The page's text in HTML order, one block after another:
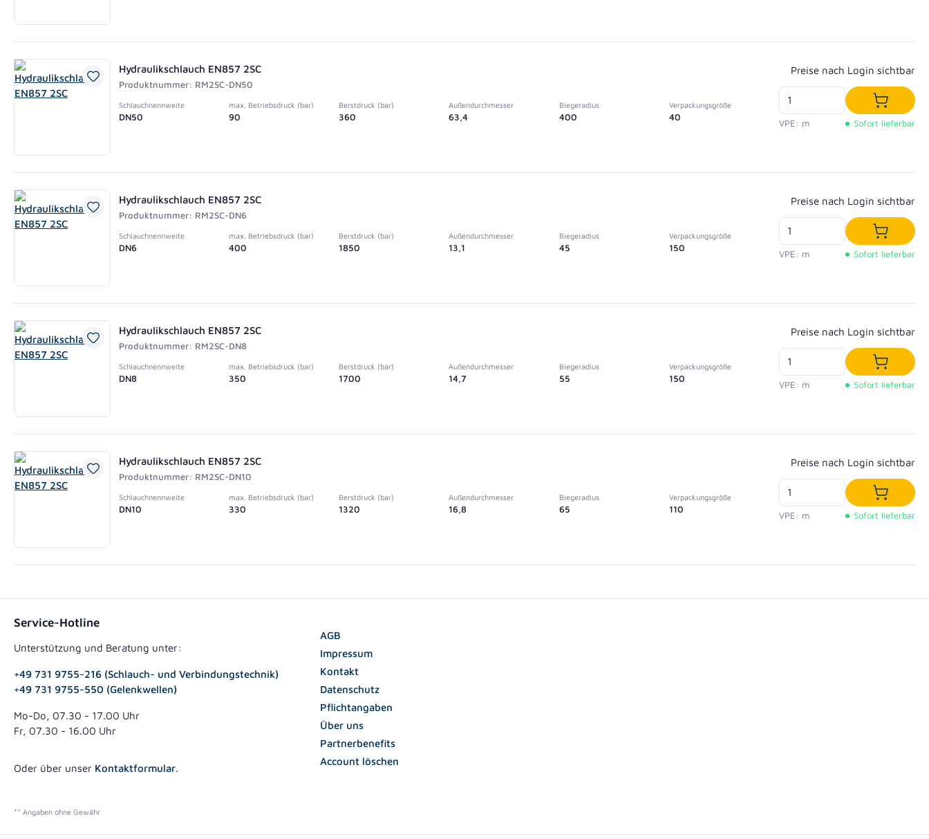
Hydraulikschlauch EN857 2SC
Produktnummer: RM2SC-DN50
Schlauchnennweite
DN50
max. Betriebsdruck (bar)
90
Berstdruck (bar)
360
Außendurchmesser
63,4
Biegeradius
400
Verpackungsgröße
40
Regulärer Preis:
Preise nach Login sichtbar
VPE: m
In den
Sofort lieferbar
Hydraulikschlauch EN857 2SC
Produktnummer: RM2SC-DN6
Schlauchnennweite
DN6
max. Betriebsdruck (bar)
400
Berstdruck (bar)
1850
Außendurchmesser
13,1
Biegeradius
45
Verpackungsgröße
150
Regulärer Preis:
Preise nach Login sichtbar
VPE: m
In den
Sofort lieferbar
Hydraulikschlauch EN857 2SC
Produktnummer: RM2SC-DN8
Schlauchnennweite
DN8
max. Betriebsdruck (bar)
350
Berstdruck (bar)
1700
Außendurchmesser
14,7
Biegeradius
55
Verpackungsgröße
150
Regulärer Preis:
Preise nach Login sichtbar
VPE: m
In den
Sofort lieferbar
Hydraulikschlauch EN857 2SC
Produktnummer: RM2SC-DN10
Schlauchnennweite
DN10
max. Betriebsdruck (bar)
330
Berstdruck (bar)
1320
Außendurchmesser
16,8
Biegeradius
65
Verpackungsgröße
110
Regulärer Preis:
Preise nach Login sichtbar
VPE: m
In den
Sofort lieferbar
Service-Hotline
Unterstützung und Beratung unter:
+49 731 9755-216 (Schlauch- und Verbindungstechnik)
+49 731 9755-550 (Gelenkwellen)
Mo-Do, 07.30 - 17.00 Uhr
Fr, 07.30 - 16.00 Uhr
Oder über unser Kontaktformular.
AGB
Impressum
Kontakt
Datenschutz
Pflichtangaben
Über uns
Partnerbenefits
Account löschen
** Angaben ohne Gewähr